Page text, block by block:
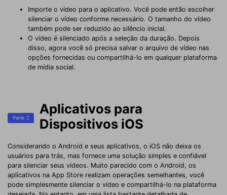
Importe o vídeo para o aplicativo. Você pode então escolher
silenciar o vídeo conforme necessário. O tamanho do vídeo
também pode ser reduzido ao silêncio inicial.
O vídeo é silenciado após a seleção da duração. Depois
disso, agora você só precisa salvar o arquivo de vídeo nas
opções fornecidas ou compartilhá-lo em qualquer plataforma
de mídia social.
Parte 2
Aplicativos para
Dispositivos iOS
Considerando o Android e seus aplicativos, o iOS não deixa os
usuários para trás, mas fornece uma solução simples e confiável
para silenciar seus vídeos. Muito parecido com o Android, os
aplicativos na App Store realizam operações semelhantes, você
pode simplesmente silenciar o vídeo e compartilhá-lo na plataforma